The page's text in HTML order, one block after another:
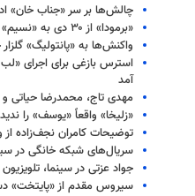
چالش‌ها بر سر «جناب خان»
«برمودا» از ۳۰ دی به «نسیم» می‌آید/ تاک‌شو با اجرای کامران نجف‌زاده
واکنش‌ها به «پانتولیگ»
استرس بازغی برای اجرای
آمد
مهدی تاج، محمدرضا حیاتی و
«زلیخا» واقعاً «یوسف» را
توضیحات کامران نجف‌زاده از
سریال‌های شبکه خانگی در
جواد عزتی در سینما،
سیروس مقدم از «پایتخت»